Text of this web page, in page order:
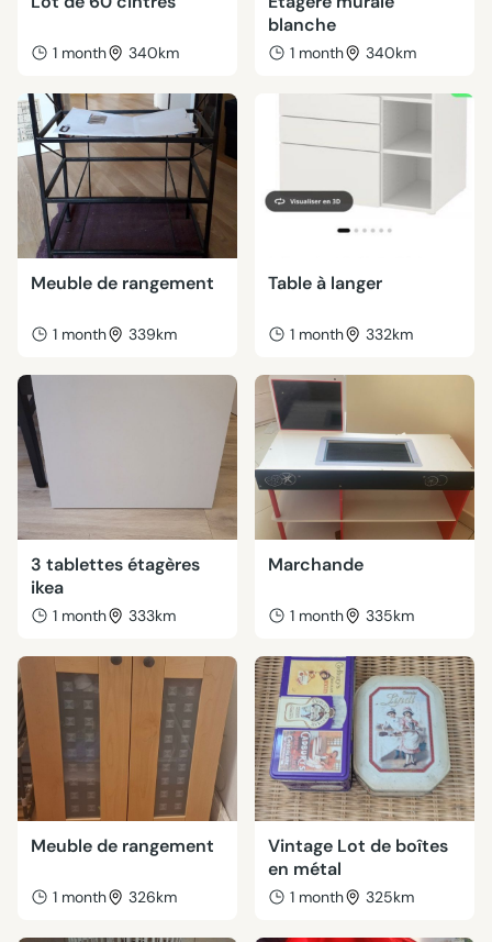
1 month 340km
blanche
1 month 340km
Meuble de rangement
1 month 339km
Table à langer
1 month 332km
3 tablettes étagères
ikea
1 month 333km
Marchande
1 month 335km
Meuble de rangement
1 month 326km
Vintage Lot de boîtes
en métal
1 month 325km